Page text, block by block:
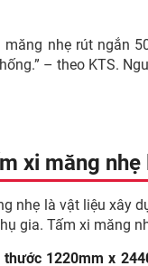
măng nhẹ rút ngắn
– theo KTS.
xi măng nhẹ
nhẹ là vật liệu xây
gia. Tấm xi măng
thước 1220mm x